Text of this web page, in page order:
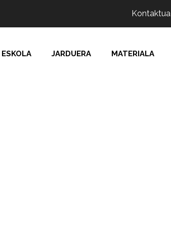
Kontaktua
ESKOLA JARDUERA MATERIALA